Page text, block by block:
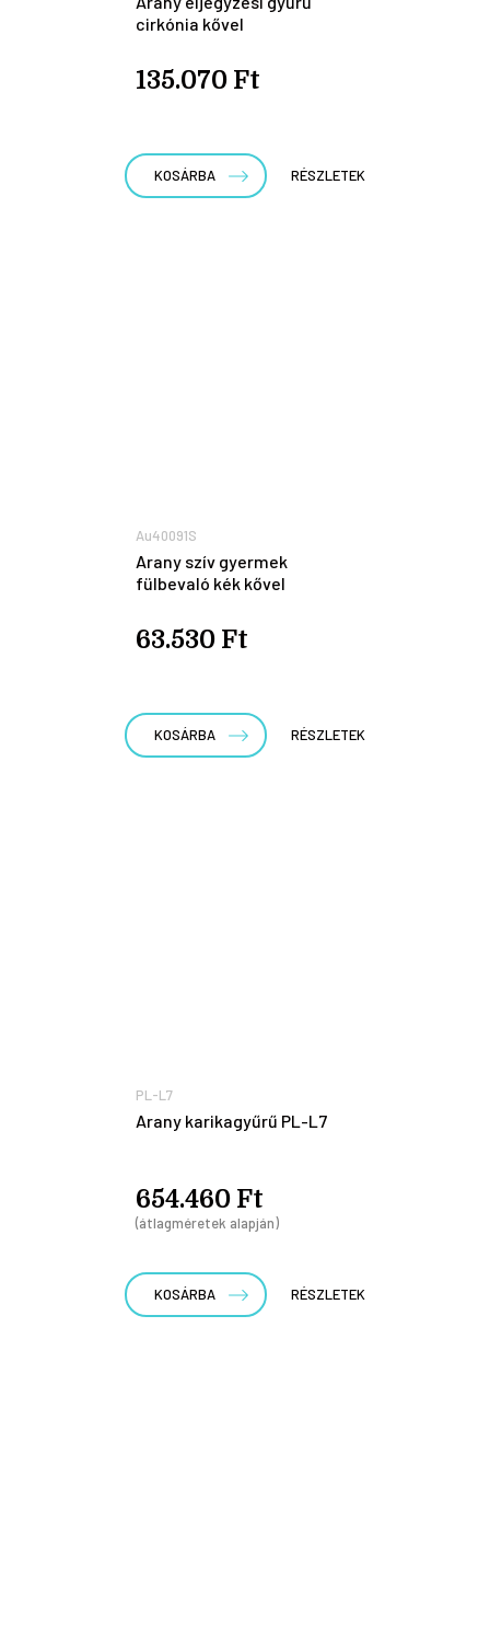
cirkónia kővel
135.070 Ft
KOSÁRBA RÉSZLETEK
Au40091S
Arany szív gyermek
fülbevaló kék kővel
63.530 Ft
KOSÁRBA RÉSZLETEK
PL-L7
Arany karikagyűrű PL-L7
654.460 Ft
(átlagméretek alapján)
KOSÁRBA RÉSZLETEK